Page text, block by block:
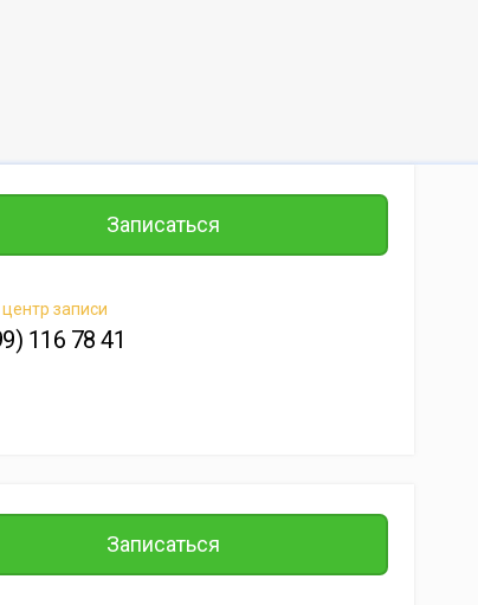
Записаться
записи
116 78 41
Записаться